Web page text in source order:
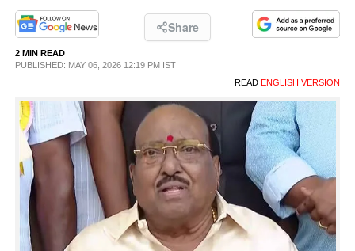
PHOTOS
LIFESTYLE
SPIRITUAL
INFO+
ART
Share
2 MIN READ
PUBLISHED: MAY 06, 2026 12:19 PM IST
READ ENGLISH VERSION